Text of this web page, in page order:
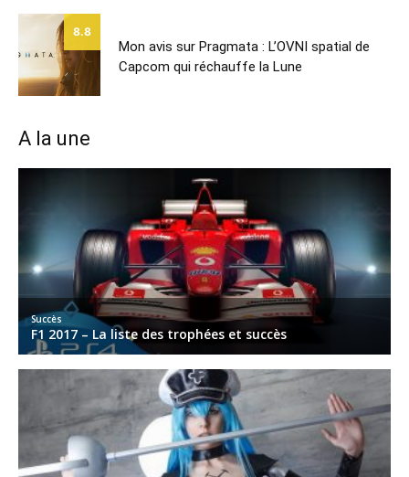
8.8
Mon avis sur Pragmata : L’OVNI spatial de
Capcom qui réchauffe la Lune
A la une